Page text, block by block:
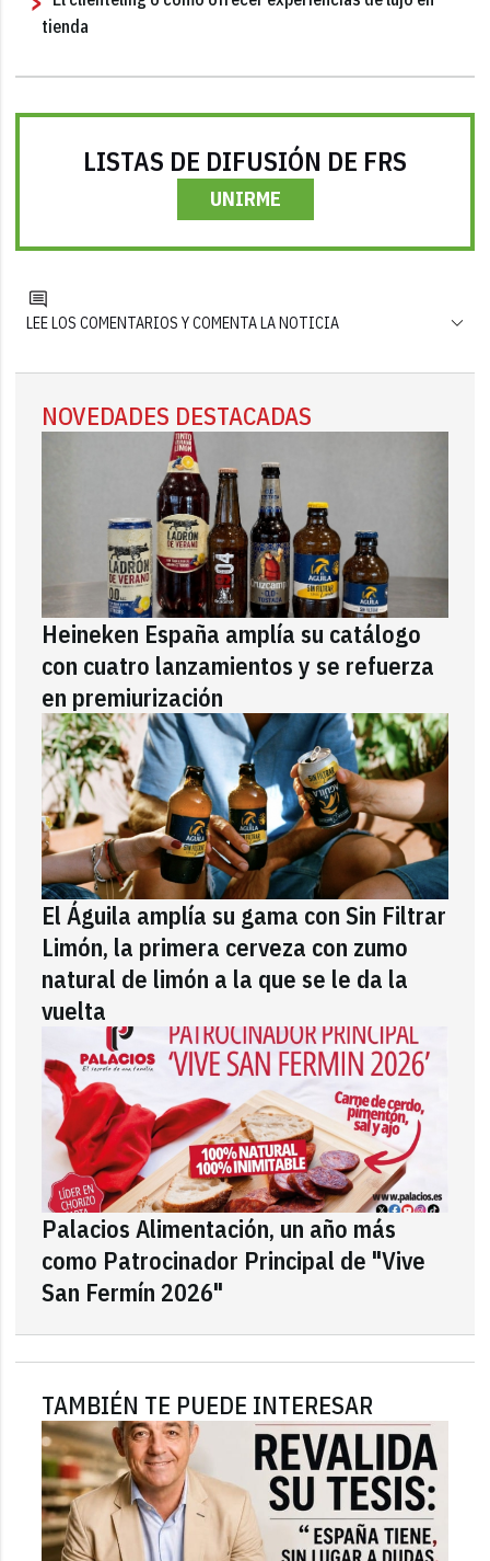
tienda
LISTAS DE DIFUSIÓN DE FRS
UNIRME
LEE LOS COMENTARIOS Y COMENTA LA NOTICIA
NOVEDADES DESTACADAS
Heineken España amplía su catálogo
con cuatro lanzamientos y se refuerza
en premiurización
El Águila amplía su gama con Sin Filtrar
Limón, la primera cerveza con zumo
natural de limón a la que se le da la
vuelta
Palacios Alimentación, un año más
como Patrocinador Principal de "Vive
San Fermín 2026"
TAMBIÉN TE PUEDE INTERESAR